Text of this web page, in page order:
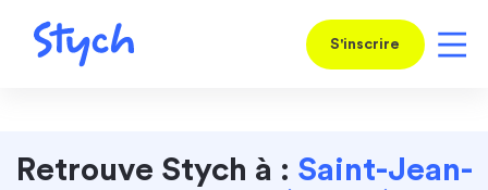
S'inscrire
Retrouve Stych à : Saint-Jean-